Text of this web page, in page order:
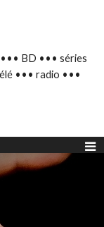
BD ••• séries
••• radio •••